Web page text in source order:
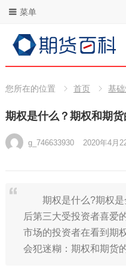
菜单
您所在的位置 首页 基
期权是什么？期权和期货
g_746633930 2020年4月
期权是什么?期权是
后第三大受投资者喜爱
市场的投资者在看到期
会犯迷糊：期权和期货